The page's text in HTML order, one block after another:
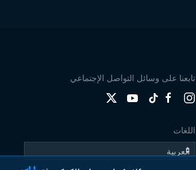
تابعنا على وسائل التواصل الإجتماعي
اللغات